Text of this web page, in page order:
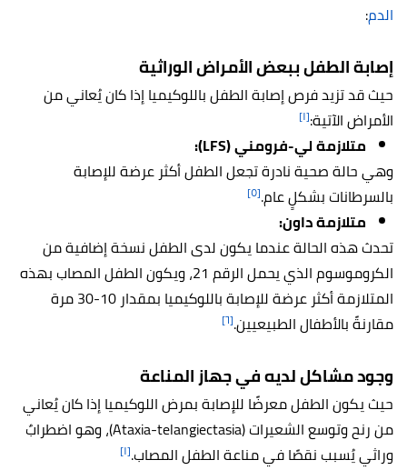
الدم:
إصابة الطفل ببعض الأمراض الوراثية
حيث قد تزيد فرص إصابة الطفل باللوكيميا إذا كان يُعاني من
الأمراض الآتية:[١]
متلازمة لي-فرومني (LFS):
وهي حالة صحية نادرة تجعل الطفل أكثر عرضة للإصابة
بالسرطانات بشكلٍ عام.[٥]
متلازمة داون:
تحدث هذه الحالة عندما يكون لدى الطفل نسخة إضافية من
الكروموسوم الذي يحمل الرقم 21، ويكون الطفل المصاب بهذه
المتلازمة أكثر عرضة للإصابة باللوكيميا بمقدار 10-30 مرة
مقارنةً بالأطفال الطبيعيين.[٦]
وجود مشاكل لديه في جهاز المناعة
حيث يكون الطفل معرضًا للإصابة بمرض اللوكيميا إذا كان يُعاني
من رنح وتوسع الشعيرات (Ataxia-telangiectasia)، وهو اضطرابٌ
وراثي يُسبب نقصًا في مناعة الطفل المصاب.[١]